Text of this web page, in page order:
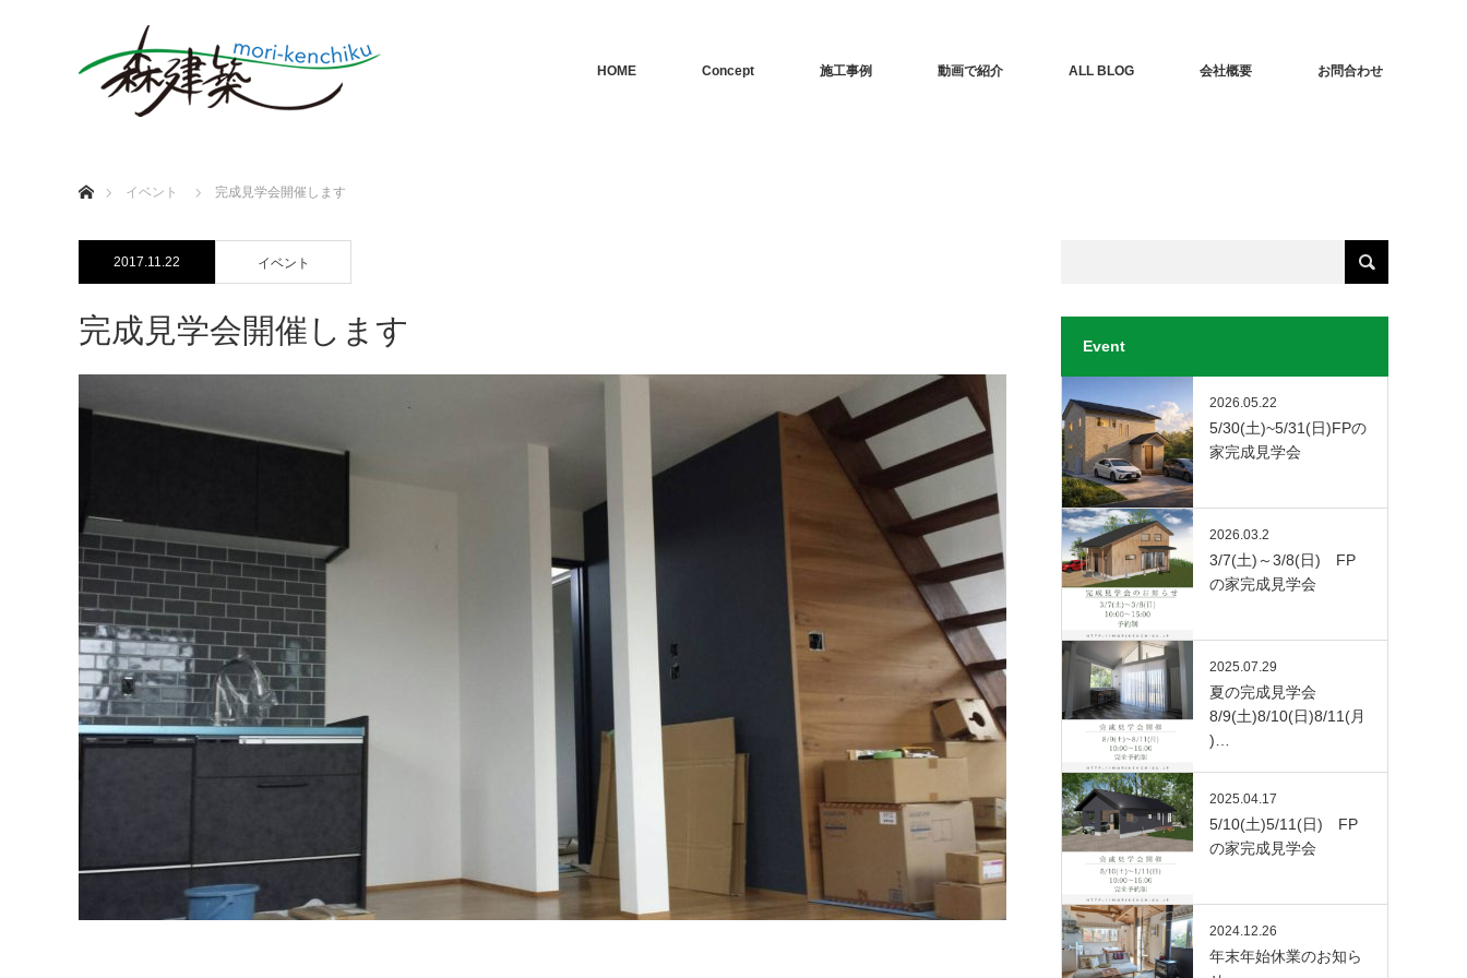
HOME Concept 施工事例 動画で紹介 ALL BLOG 会社概要 お問合わせ
イベント
完成見学会開催します
2017.11.22 イベント
完成見学会開催します Event
2026.05.22
5/30(土)~5/31(日)FPの
家完成見学会
2026.03.2
3/7(土)～3/8(日) FP
の家完成見学会
2025.07.29
夏の完成見学会
8/9(土)8/10(日)8/11(月
)…
2025.04.17
5/10(土)5/11(日) FP
の家完成見学会
2024.12.26
年末年始休業のお知ら